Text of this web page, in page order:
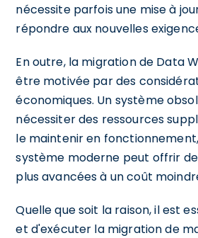
nécessite parfois une mise à
répondre aux nouvelles
En outre, la migration de Data
être motivée par des
économiques. Un système
nécessiter des ressources
le maintenir en
système moderne peut offrir
plus avancées à un coût
Quelle que soit la raison, il est
et d'exécuter la migration de